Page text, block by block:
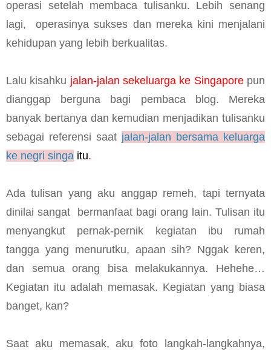
operasi setelah membaca tulisanku. Lebih senang
lagi,
operasinya sukses dan mereka kini menjalani
kehidupan yang lebih berkualitas.
Lalu kisahku jalan-jalan sekeluarga ke Singapore pun
dianggap berguna bagi pembaca blog. Mereka
banyak bertanya dan kemudian menjadikan tulisanku
sebagai referensi saat jalan-jalan bersama keluarga
ke negri singa itu.
Ada tulisan yang aku anggap remeh, tapi ternyata
dinilai sangat
bermanfaat bagi orang lain. Tulisan itu
menyangkut pernak-pernik kegiatan ibu rumah
tangga yang menurutku, apaan sih? Nggak keren,
dan semua orang bisa melakukannya. Hehehe…
Kegiatan itu adalah memasak. Kegiatan yang biasa
banget, kan?
Saat aku memasak, aku foto langkah-langkahnya,